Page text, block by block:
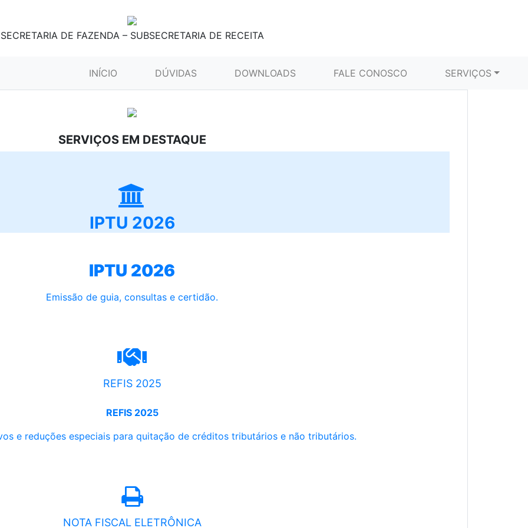
SECRETARIA DE FAZENDA – SUBSECRETARIA DE RECEITA
INÍCIO (CURRENT)DÚVIDAS DOWNLOADS FALE CONOSCO SERVIÇOS
SERVIÇOS EM DESTAQUE
IPTU 2026
IPTU 2026
Emissão de guia, consultas e certidão.
REFIS 2025
REFIS 2025
e reduções especiais para quitação de créditos tributários e não tributários.
NOTA FISCAL ELETRÔNICA